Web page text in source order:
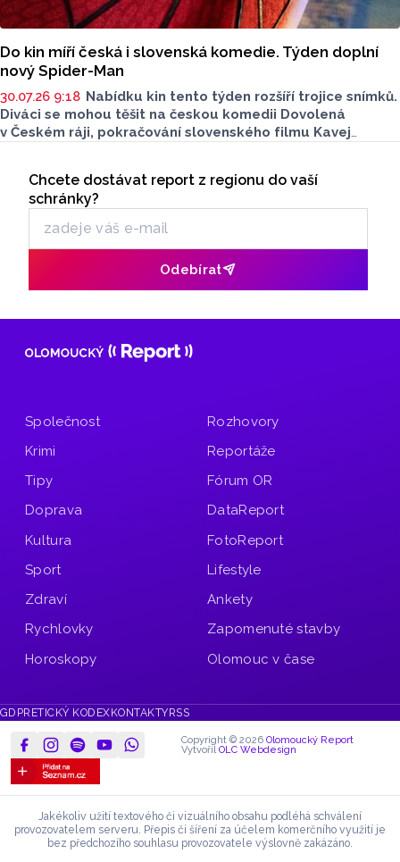
Do kin míří česká i slovenská komedie. Týden doplní
nový Spider-Man
30.07.26 9:18 Nabídku kin tento týden rozšíří trojice snímků.
Diváci se mohou těšit na českou komedii Dovolená
v Českém ráji, pokračování slovenského filmu Kavej
kina Metropol v rozhovoru Lukáše Kobzy pro Radio Haná.
Odběr newsletteru
Chcete dostávat report z regionu do vaší
schránky?
Odebírat
Společnost
Krimi
Tipy
Doprava
Kultura
Sport
Zdraví
Rychlovky
Horoskopy
Rozhovory
Reportáže
Fórum OR
DataReport
FotoReport
Lifestyle
Ankety
Zapomenuté stavby
Olomouc v čase
GDPR ETICKÝ KODEXKONTAKTYRSS
Copyright © 2026 Olomoucký Report
VytvořilOLC Webdesign
Jakékoliv užití textového či vizuálního obsahu podléhá schválení
provozovatelem serveru. Přepis či šíření za účelem komerčního využití je
bez předchozího souhlasu provozovatele výslovně zakázáno.